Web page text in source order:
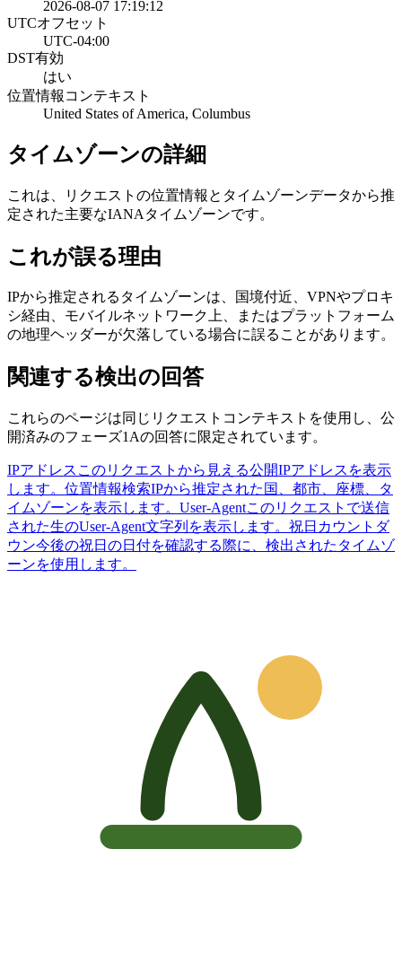
2026-08-07 17:19:12
UTCオフセット
UTC-04:00
DST有効
はい
位置情報コンテキスト
United States of America, Columbus
タイムゾーンの詳細
これは、リクエストの位置情報とタイムゾーンデータから推
定された主要なIANAタイムゾーンです。
これが誤る理由
IPから推定されるタイムゾーンは、国境付近、VPNやプロキ
シ経由、モバイルネットワーク上、またはプラットフォーム
の地理ヘッダーが欠落している場合に誤ることがあります。
関連する検出の回答
これらのページは同じリクエストコンテキストを使用し、公
開済みのフェーズ1Aの回答に限定されています。
IPアドレス このリクエストから見える公開IPアドレスを表示
します。 位置情報検索IPから推定された国、都市、座標、タ
イムゾーンを表示します。 User-Agentこのリクエストで送信
された生のUser-Agent文字列を表示します。 祝日カウントダ
ウン今後の祝日の日付を確認する際に、検出されたタイムゾ
ーンを使用します。